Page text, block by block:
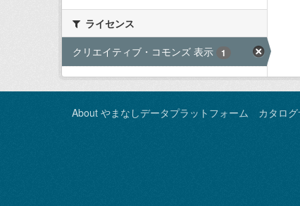
ライセンス
クリエイティブ・コモンズ 表示
1
About やまなしデータプラットフォーム カタログ